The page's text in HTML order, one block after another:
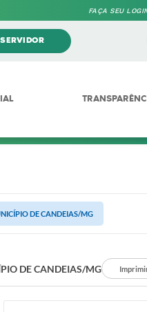
FAÇA SEU
SERVIDOR
DE CANDEIAS/MG
DE CANDEIAS/MG